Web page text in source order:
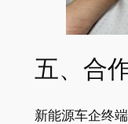
五、合
新能源车企终